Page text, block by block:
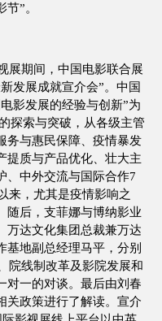
”。
展期间，中国电影联合展
发展成就宣介会”。中国
影发展的经验与创新”为
探索与突破，从各级主管
务与惠民保障、疫情暴发
提质与产品优化、壮大主
、中外交流与国际合作7
来，尤其是疫情影响之
随后，支菲娜与博纳影业
万达文化集团总裁兼万达
基地副总经理马平，分别
院线制改革及影院发展和
对一的对谈。最后由刘春
关政策进行了解读。宣介